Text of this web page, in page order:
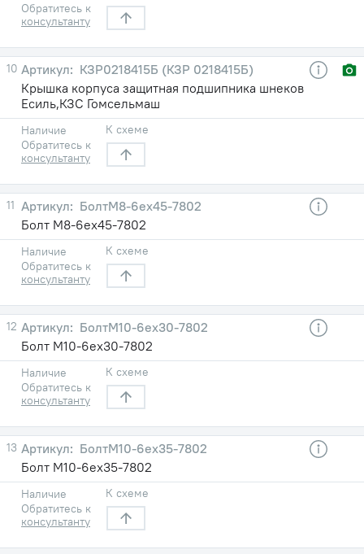
Обратитесь к
консультанту
10
КЗР0218415Б (КЗР 0218415Б)
Крышка корпуса защитная подшипника шнеков
Есиль,КЗС Гомсельмаш
Наличие
Обратитесь к
консультанту
К схеме
11
БолтМ8-6eх45-7802
Болт М8-6eх45-7802
Наличие
Обратитесь к
консультанту
К схеме
12
БолтМ10-6eх30-7802
Болт М10-6eх30-7802
Наличие
Обратитесь к
консультанту
К схеме
13
БолтМ10-6eх35-7802
Болт М10-6eх35-7802
Наличие
Обратитесь к
консультанту
К схеме